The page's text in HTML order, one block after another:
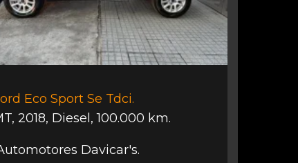
Eco Sport Se Tdci.
, 2018, Diesel ,100.000 km.
Davicar's.